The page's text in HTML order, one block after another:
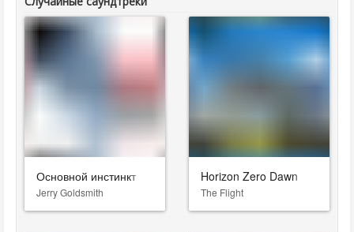
Основной инстинкт
Jerry Goldsmith
Horizon Zero Dawn
The Flight